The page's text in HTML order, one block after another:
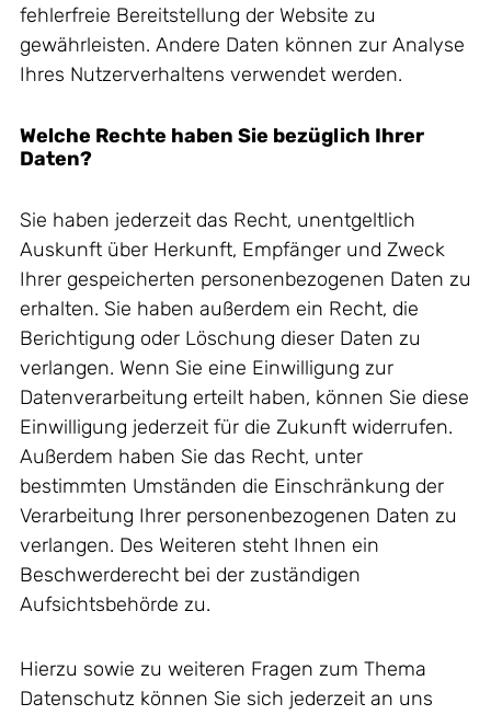
fehlerfreie Bereitstellung der Website zu
gewährleisten. Andere Daten können zur Analyse
Ihres Nutzerverhaltens verwendet werden.
Welche Rechte haben Sie bezüglich Ihrer
Daten?
Sie haben jederzeit das Recht, unentgeltlich
Auskunft über Herkunft, Empfänger und Zweck
Ihrer gespeicherten personenbezogenen Daten zu
erhalten. Sie haben außerdem ein Recht, die
Berichtigung oder Löschung dieser Daten zu
verlangen. Wenn Sie eine Einwilligung zur
Datenverarbeitung erteilt haben, können Sie diese
Einwilligung jederzeit für die Zukunft widerrufen.
Außerdem haben Sie das Recht, unter
bestimmten Umständen die Einschränkung der
Verarbeitung Ihrer personenbezogenen Daten zu
verlangen. Des Weiteren steht Ihnen ein
Beschwerderecht bei der zuständigen
Aufsichtsbehörde zu.
Hierzu sowie zu weiteren Fragen zum Thema
Datenschutz können Sie sich jederzeit an uns